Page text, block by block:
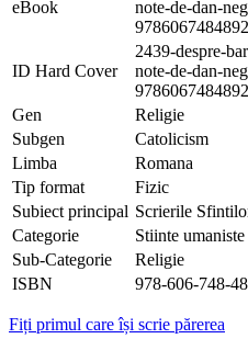
eBook
note-de-dan-
ID Hard Cover
2439-despre-
note-de-dan-
Gen
Religie
Subgen
Catolicism
Limba
Romana
Tip format
Fizic
Subiect principal Scrierile
Categorie
Stiinte umaniste
Sub-Categorie
Religie
ISBN
978-606-748-
Fiți primul care își scrie părerea